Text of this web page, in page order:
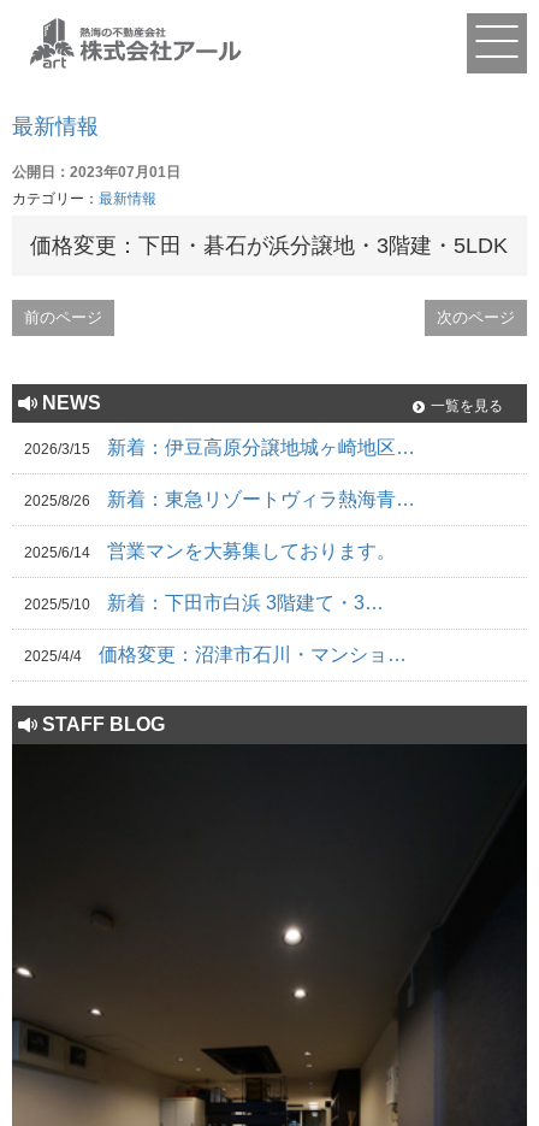
最新情報
公開日：2023年07月01日
カテゴリー： 最新情報
価格変更：下田・碁石が浜分譲地・3階建・5LDK
前のページ 次のページ
NEWS 一覧を見る
2026/3/15 新着：伊豆高原分譲地城ヶ崎地区…
2025/8/26 新着：東急リゾートヴィラ熱海青…
2025/6/14 営業マンを大募集しております。
2025/5/10 新着：下田市白浜 3階建て・3…
2025/4/4 価格変更：沼津市石川・マンショ…
STAFF BLOG